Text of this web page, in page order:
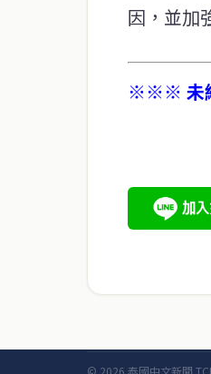
因，並加
※※※ 未
泰國當地政治、經濟、
© 2026 泰國中文新聞